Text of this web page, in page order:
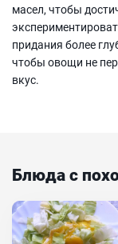
масел, чтобы
придания более
чтобы овощи не
вкус.
Блюда с